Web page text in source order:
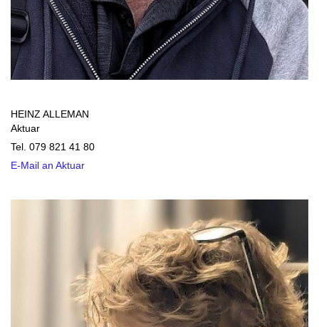
HEINZ ALLEMAN
Aktuar
Tel. 079 821 41 80
E-Mail an Aktuar